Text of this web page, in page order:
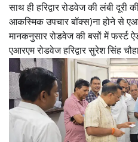
साथ ही हरिद्वार रोडवेज की लंबी दूरी
आकस्मिक उपचार बॉक्स)ना होने से
मानकनुसार रोडवेज की बसों में फर्स्ट
एआरएम रोडवेज हरिद्वार सुरेश सिंह